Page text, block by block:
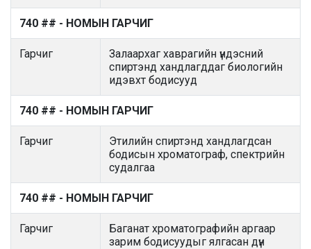
740 ## - НОМЫН ГАРЧИГ
Гарчиг
Залаархаг хаврагийн үндэсний
спиртэнд хандлагддаг биологийн
идэвхт бодисууд
740 ## - НОМЫН ГАРЧИГ
Гарчиг
Этилийн спиртэнд хандлагдсан
бодисын хроматограф, спектрийн
судалгаа
740 ## - НОМЫН ГАРЧИГ
Гарчиг
Баганат хроматографийн аргаар
зарим бодисуудыг ялгасан дүн